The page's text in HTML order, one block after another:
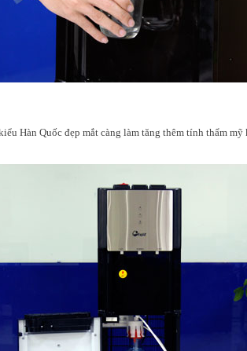
Hàn Quốc đẹp mắt càng làm tăng thêm tính thẩm